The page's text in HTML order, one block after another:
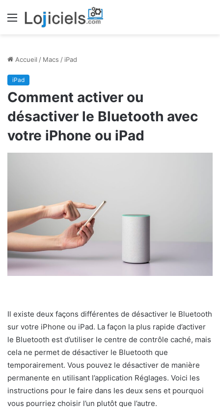
Menu
Accueil / Macs / iPad
iPad
Comment activer ou
désactiver le Bluetooth avec
votre iPhone ou iPad
Il existe deux façons différentes de désactiver le Bluetooth
sur votre iPhone ou iPad. La façon la plus rapide d’activer
le Bluetooth est d’utiliser le centre de contrôle caché, mais
cela ne permet de désactiver le Bluetooth que
temporairement. Vous pouvez le désactiver de manière
permanente en utilisant l’application Réglages. Voici les
instructions pour le faire dans les deux sens et pourquoi
vous pourriez choisir l’un plutôt que l’autre.